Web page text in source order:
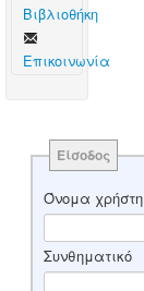
Βιβλιοθήκη
Επικοινωνία
Είσοδος
Όνομα χρήστη
Συνθηματικό